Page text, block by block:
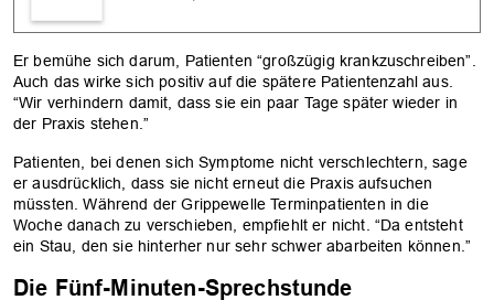
Er bemühe sich darum, Patienten “großzügig krankzuschreiben”.
Auch das wirke sich positiv auf die spätere Patientenzahl aus.
“Wir verhindern damit, dass sie ein paar Tage später wieder in
der Praxis stehen.”
Patienten, bei denen sich Symptome nicht verschlechtern, sage
er ausdrücklich, dass sie nicht erneut die Praxis aufsuchen
müssten. Während der Grippewelle Terminpatienten in die
Woche danach zu verschieben, empfiehlt er nicht. “Da entsteht
ein Stau, den sie hinterher nur sehr schwer abarbeiten können.”
Die Fünf-Minuten-Sprechstunde